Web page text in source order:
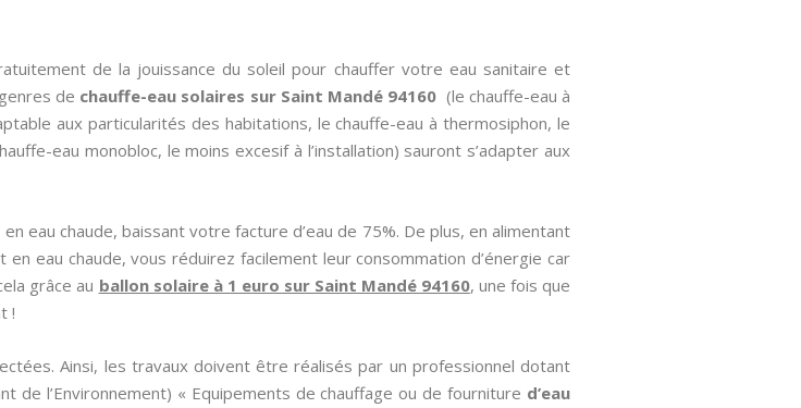
de la jouissance du soleil pour chauffer votre eau sanitaire et
de chauffe-eau solaires sur Saint Mandé 94160 (le chauffe-eau à
aux particularités des habitations, le chauffe-eau à thermosiphon, le
eau monobloc, le moins excesif à l’installation) sauront s’adapter aux
eau chaude, baissant votre facture d’eau de 75%. De plus, en alimentant
eau chaude, vous réduirez facilement leur consommation d’énergie car
grâce au ballon solaire à 1 euro sur Saint Mandé 94160, une fois que
!
Ainsi, les travaux doivent être réalisés par un professionnel dotant
de l’Environnement) « Equipements de chauffage ou de fourniture d’eau